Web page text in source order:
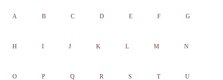
A B C D E F G
H I J K L M N
O P Q R S T U